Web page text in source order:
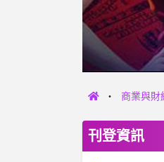
商業與財
刊登資訊